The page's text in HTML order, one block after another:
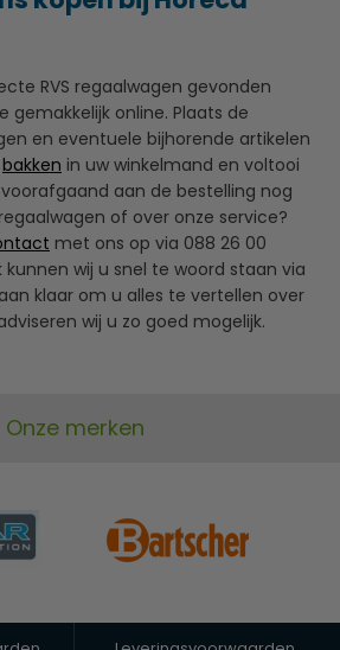
RVS regaalwagen gevonden
gemakkelijk online. Plaats de
en eventuele bijhorende artikelen
bakken in uw winkelmand en voltooi
aan de bestelling nog
of over onze service?
met ons op via 088 26 00
wij u snel te woord staan via
klaar om u alles te vertellen over
wij u zo goed mogelijk.
Onze merken